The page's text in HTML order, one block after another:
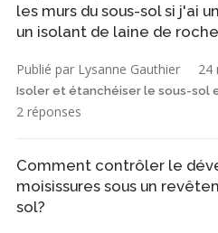
les murs du sous-sol si j'ai
un isolant de laine de
Publié par Lysanne Gauthier 24
Isoler et étanchéiser le sous-sol
2 réponses
Comment contrôler le
moisissures sous un
sol?